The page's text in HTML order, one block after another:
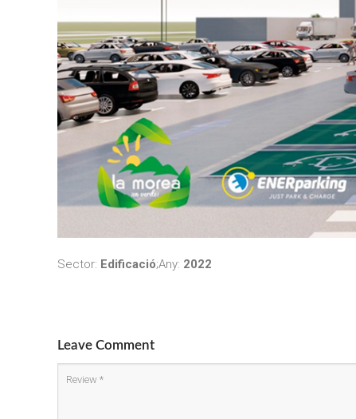
Sector: Edificació;Any: 2022
Leave Comment